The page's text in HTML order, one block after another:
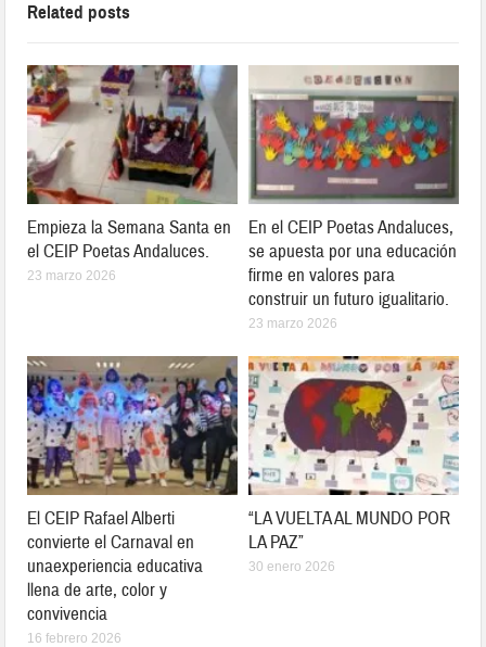
Related posts
Empieza la Semana Santa en
el CEIP Poetas Andaluces.
23 marzo 2026
En el CEIP Poetas Andaluces,
se apuesta por una educación
firme en valores para
construir un futuro igualitario.
23 marzo 2026
El CEIP Rafael Alberti
convierte el Carnaval en
unaexperiencia educativa
llena de arte, color y
convivencia
16 febrero 2026
“LA VUELTA AL MUNDO POR
LA PAZ”
30 enero 2026